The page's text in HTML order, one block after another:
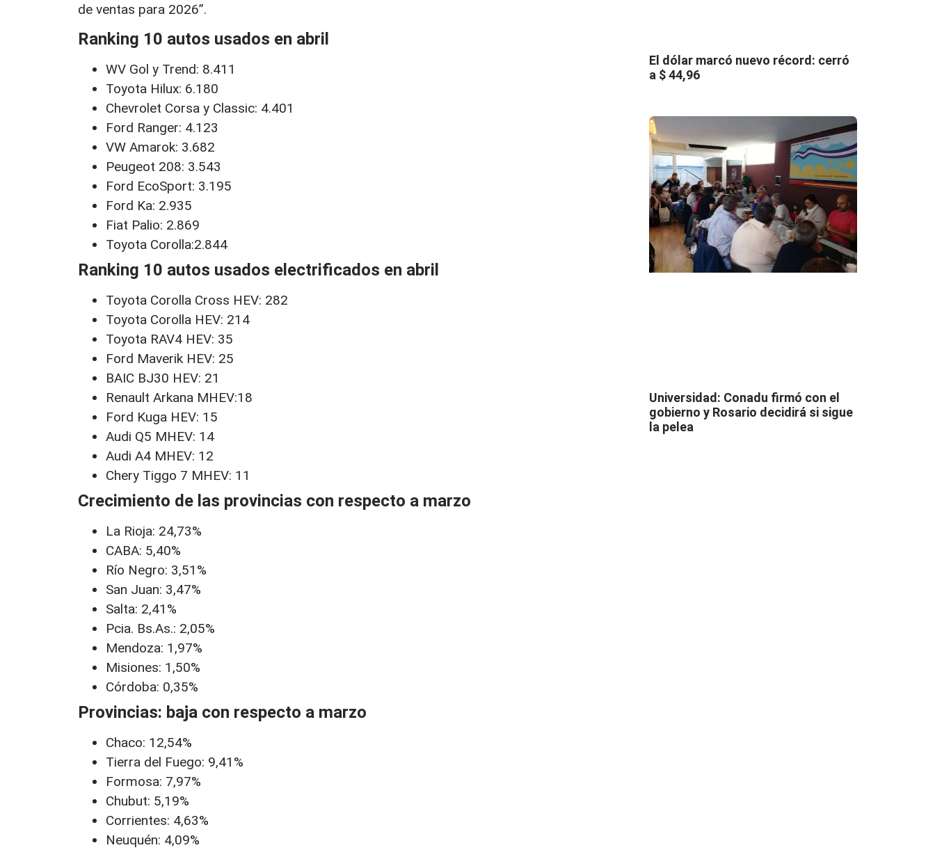
de ventas para 2026”.
Ranking 10 autos usados en abril
WV Gol y Trend: 8.411
Toyota Hilux: 6.180
Chevrolet Corsa y Classic: 4.401
Ford Ranger: 4.123
VW Amarok: 3.682
Peugeot 208: 3.543
Ford EcoSport: 3.195
Ford Ka: 2.935
Fiat Palio: 2.869
Toyota Corolla:2.844
Ranking 10 autos usados electrificados en abril
Toyota Corolla Cross HEV: 282
Toyota Corolla HEV: 214
Toyota RAV4 HEV: 35
Ford Maverik HEV: 25
BAIC BJ30 HEV: 21
Renault Arkana MHEV:18
Ford Kuga HEV: 15
Audi Q5 MHEV: 14
Audi A4 MHEV: 12
Chery Tiggo 7 MHEV: 11
Crecimiento de las provincias con respecto a marzo
La Rioja: 24,73%
CABA: 5,40%
Río Negro: 3,51%
San Juan: 3,47%
Salta: 2,41%
Pcia. Bs.As.: 2,05%
Mendoza: 1,97%
Misiones: 1,50%
Córdoba: 0,35%
Provincias: baja con respecto a marzo
Chaco: 12,54%
Tierra del Fuego: 9,41%
Formosa: 7,97%
Chubut: 5,19%
Corrientes: 4,63%
Neuquén: 4,09%
El dólar marcó nuevo récord: cerró
a $ 44,96
Universidad: Conadu firmó con el
gobierno y Rosario decidirá si sigue
la pelea